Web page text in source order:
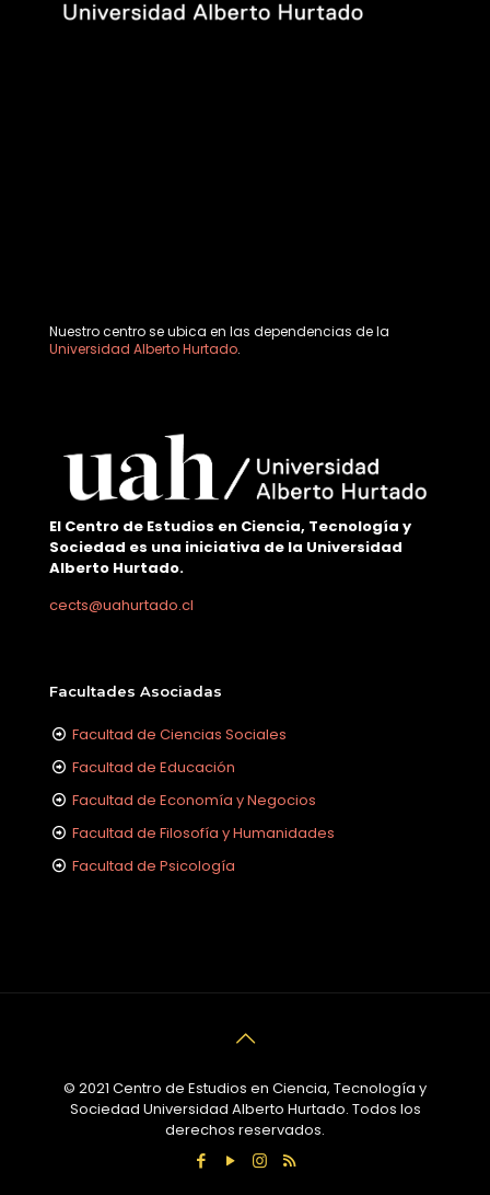
Nuestro centro se ubica en las dependencias de la
Universidad Alberto Hurtado.
El Centro de Estudios en Ciencia, Tecnología y
Sociedad es una iniciativa de la Universidad
Alberto Hurtado.
cects@uahurtado.cl
Facultades Asociadas
Facultad de Ciencias Sociales
Facultad de Educación
Facultad de Economía y Negocios
Facultad de Filosofía y Humanidades
Facultad de Psicología
© 2021 Centro de Estudios en Ciencia, Tecnología y
Sociedad Universidad Alberto Hurtado. Todos los
derechos reservados.